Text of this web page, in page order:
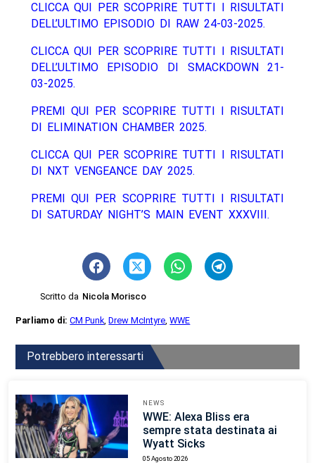
CLICCA QUI PER SCOPRIRE TUTTI I RISULTATI
DELL’ULTIMO EPISODIO DI RAW 24-03-2025.
CLICCA QUI PER SCOPRIRE TUTTI I RISULTATI
DELL’ULTIMO EPISODIO DI SMACKDOWN 21-
03-2025.
PREMI QUI PER SCOPRIRE TUTTI I RISULTATI
DI ELIMINATION CHAMBER 2025.
CLICCA QUI PER SCOPRIRE TUTTI I RISULTATI
DI NXT VENGEANCE DAY 2025.
PREMI QUI PER SCOPRIRE TUTTI I RISULTATI
DI SATURDAY NIGHT’S MAIN EVENT XXXVIII.
Scritto da Nicola Morisco
Parliamo di:CM Punk,Drew McIntyre,WWE
Potrebbero interessarti
NEWS
WWE: Alexa Bliss era
sempre stata destinata ai
Wyatt Sicks
05 Agosto 2026